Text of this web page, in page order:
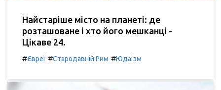
Найстаріше місто на планеті: де
розташоване і хто його мешканці -
Цікаве 24.
#Євреї #Стародавній Рим #Юдаїзм